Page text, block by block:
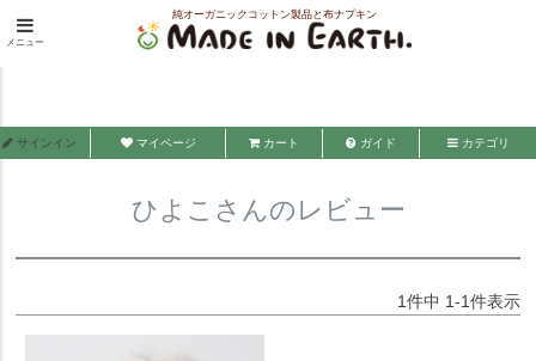
純オーガニックコットン製品と布ナプキン
メイド・イン・アース
メニュー
HOME ひよこさんのレビュー
サインイン マイページ カート ガイド カテゴリ
ひよこさんのレビュー
1件中 1-1件表示